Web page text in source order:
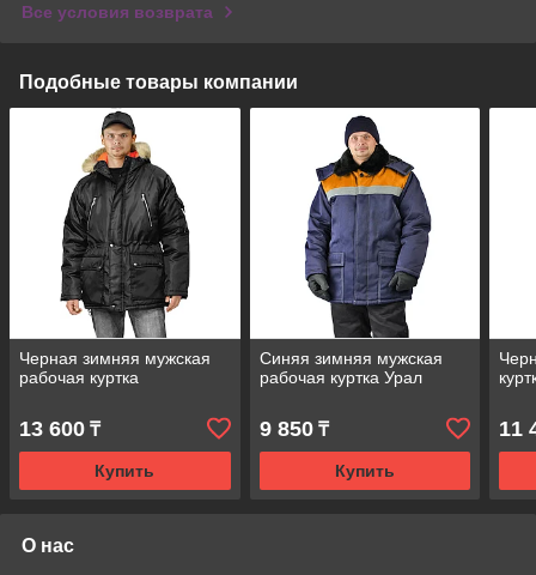
Все условия возврата
Подобные товары компании
Черная зимняя мужская
рабочая куртка
13 600 ₸
Купить
Синяя зимняя мужская
рабочая куртка Урал
9 850₸
Купить
11
О нас